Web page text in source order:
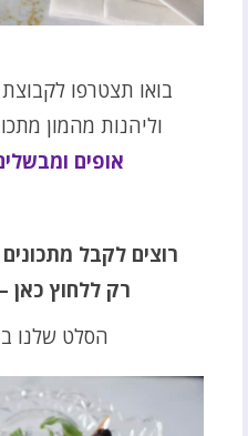
בואו תצטרפו
וליהנות מהמון
אופים
רוצים לקבל
רק ללחוץ כאן –
הסלט שלנו